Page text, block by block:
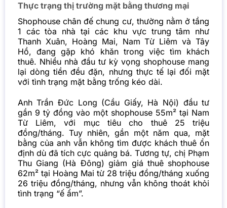
Thực trạng thị trường mặt bằng thương mại
Shophouse chân đếchung cư, thường nằm ở tầng
1 các tòa nhà tại các khu vực trung tâm như
Thanh Xuân, Hoàng Mai, Nam Từ Liêm và Tây
Hồ, đang gặp khó khăn trong việc tìm khách
thuê. Nhiều nhà đầu tư kỳ vọng shophouse mang
lại dòng tiền đều đặn, nhưng thực tế lại đối mặt
với tình trạng mặt bằng trống kéo dài.
Anh Trần Đức Long (Cầu Giấy, Hà Nội) đầu tư
gần 9 tỷ đồng vào một shophouse 55m² tại Nam
Từ Liêm, với mục tiêu cho thuê 25 triệu
đồng/tháng. Tuy nhiên, gần một năm qua, mặt
bằng của anh vẫn không tìm được khách thuê ổn
định dù đã tích cực quảng bá. Tương tự, chị Phạm
Thu Giang (Hà Đông) giảm giá thuê shophouse
62m² tại Hoàng Mai từ 28 triệu đồng/tháng xuống
26 triệu đồng/tháng, nhưng vẫn không thoát khỏi
tình trạng “ế ẩm”.